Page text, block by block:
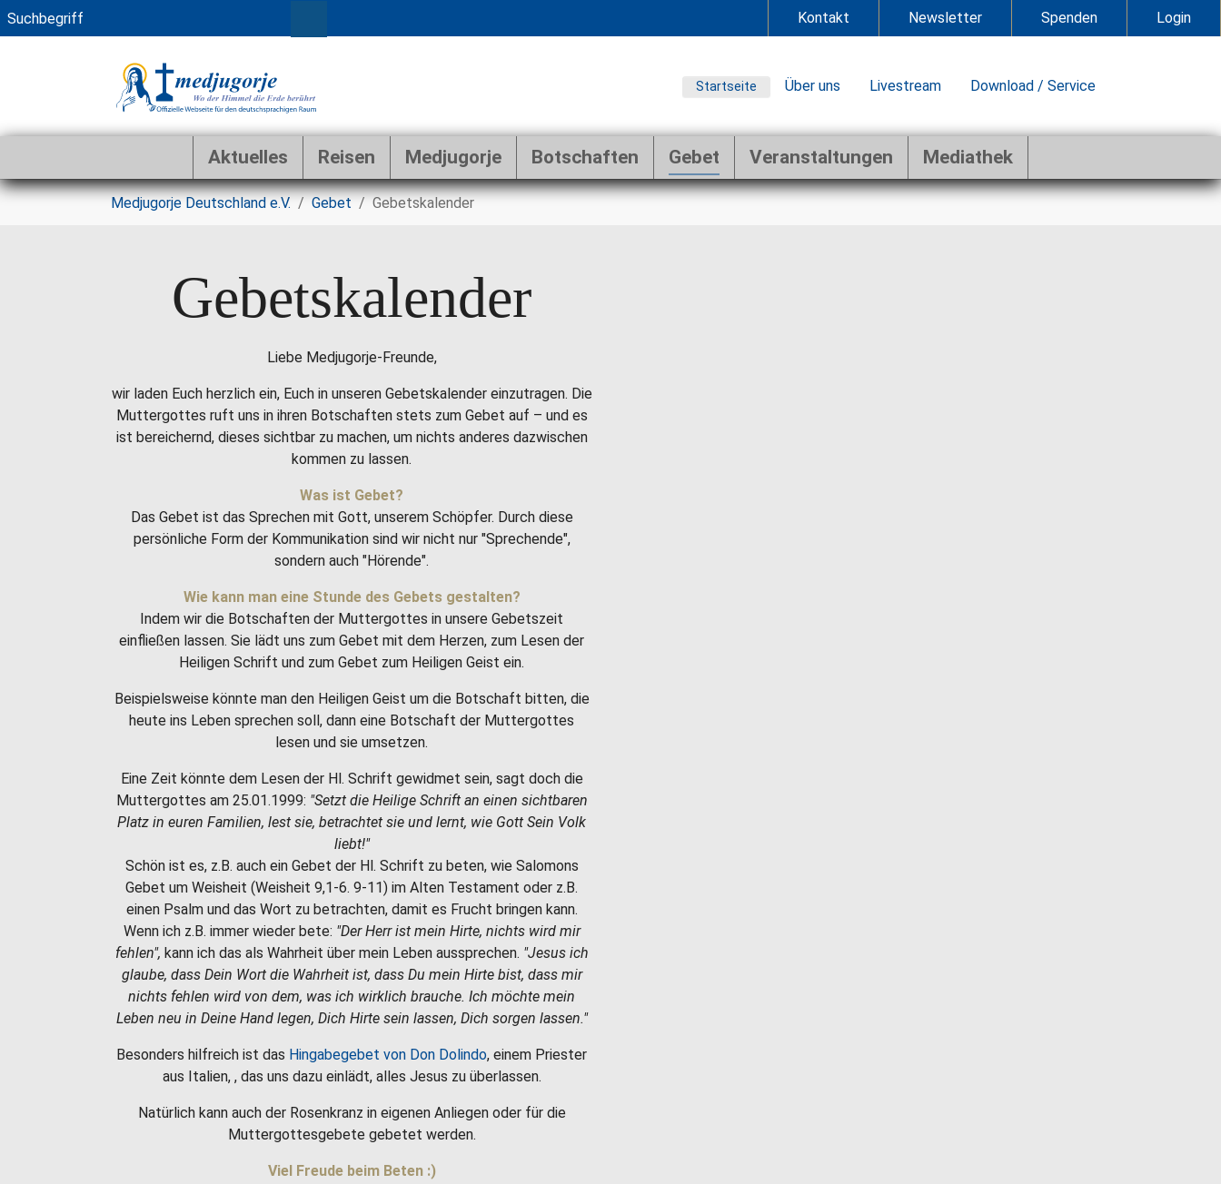
Zum Hauptinhalt springen
Kontakt Newsletter Spenden Login
Startseite Über uns Livestream Download / Service
Aktuelles Reisen Medjugorje Botschaften Gebet Veranstaltungen Mediathek
Sie sind hier:
Medjugorje Deutschland e.V. Gebet Gebetskalender
Gebetskalender
Liebe Medjugorje-Freunde,
wir laden Euch herzlich ein, Euch in unseren Gebetskalender einzutragen. Die
Muttergottes ruft uns in ihren Botschaften stets zum Gebet auf – und es
ist bereichernd, dieses sichtbar zu machen, um nichts anderes dazwischen
kommen zu lassen.
Was ist Gebet?
Das Gebet ist das Sprechen mit Gott, unserem Schöpfer. Durch diese
persönliche Form der Kommunikation sind wir nicht nur "Sprechende",
sondern auch "Hörende".
Wie kann man eine Stunde des Gebets gestalten?
Indem wir die Botschaften der Muttergottes in unsere Gebetszeit
einfließen lassen. Sie lädt uns zum Gebet mit dem Herzen, zum Lesen der
Heiligen Schrift und zum Gebet zum Heiligen Geist ein.
Beispielsweise könnte man den Heiligen Geist um die Botschaft bitten, die
heute ins Leben sprechen soll, dann eine Botschaft der Muttergottes
lesen und sie umsetzen.
Eine Zeit könnte dem Lesen der Hl. Schrift gewidmet sein, sagt doch die
Muttergottes am 25.01.1999: "Setzt die Heilige Schrift an einen sichtbaren
Platz in euren Familien, lest sie, betrachtet sie und lernt, wie Gott Sein Volk
liebt!"
Schön ist es, z.B. auch ein Gebet der Hl. Schrift zu beten, wie Salomons
Gebet um Weisheit (Weisheit 9,1-6. 9-11) im Alten Testament oder z.B.
einen Psalm und das Wort zu betrachten, damit es Frucht bringen kann.
Wenn ich z.B. immer wieder bete: "Der Herr ist mein Hirte, nichts wird mir
fehlen", kann ich das als Wahrheit über mein Leben aussprechen. "Jesus ich
glaube, dass Dein Wort die Wahrheit ist, dass Du mein Hirte bist, dass mir
nichts fehlen wird von dem, was ich wirklich brauche. Ich möchte mein
Leben neu in Deine Hand legen, Dich Hirte sein lassen, Dich sorgen lassen."
Besonders hilfreich ist das Hingabegebet von Don Dolindo, einem Priester
aus Italien, , das uns dazu einlädt, alles Jesus zu überlassen.
Natürlich kann auch der Rosenkranz in eigenen Anliegen oder für die
Muttergottesgebete gebetet werden.
Viel Freude beim Beten :)